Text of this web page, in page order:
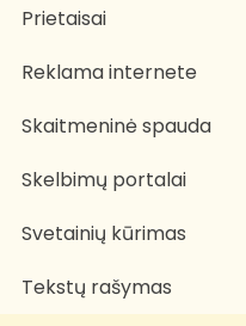
Prietaisai
Reklama internete
Skaitmeninė spauda
Skelbimų portalai
Svetainių kūrimas
Tekstų rašymas